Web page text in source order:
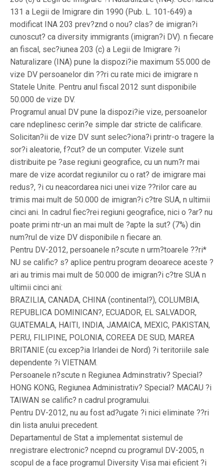
131 a Legii de Imigrare din 1990 (Pub. L. 101-649) a
modificat INA 203 prev?znd o nou? clas? de imigran?i
cunoscut? ca diversity immigrants (imigran?i DV). n fiecare
an fiscal, sec?iunea 203 (c) a Legii de Imigrare ?i
Naturalizare (INA) pune la dispozi?ie maximum 55.000 de
vize DV persoanelor din ??ri cu rate mici de imigrare n
Statele Unite. Pentru anul fiscal 2012 sunt disponibile
50.000 de vize DV.
Programul anual DV pune la dispozi?ie vize, persoanelor
care ndeplinesc cerin?e simple dar stricte de calificare.
Solicitan?ii de vize DV sunt selec?iona?i printr-o tragere la
sor?i aleatorie, f?cut? de un computer. Vizele sunt
distribuite pe ?ase regiuni geografice, cu un num?r mai
mare de vize acordat regiunilor cu o rat? de imigrare mai
redus?, ?i cu neacordarea nici unei vize ??rilor care au
trimis mai mult de 50.000 de imigran?i c?tre SUA, n ultimii
cinci ani. In cadrul fiec?rei regiuni geografice, nici o ?ar? nu
poate primi ntr-un an mai mult de ?apte la sut? (7%) din
num?rul de vize DV disponibile n fiecare an.
Pentru DV-2012, persoanele n?scute n urm?toarele ??ri*
NU se calific? s? aplice pentru program deoarece aceste ?
ari au trimis mai mult de 50.000 de imigran?i c?tre SUA n
ultimii cinci ani:
BRAZILIA, CANADA, CHINA (continental?), COLUMBIA,
REPUBLICA DOMINICAN?, ECUADOR, EL SALVADOR,
GUATEMALA, HAITI, INDIA, JAMAICA, MEXIC, PAKISTAN,
PERU, FILIPINE, POLONIA, COREEA DE SUD, MAREA
BRITANIE (cu excep?ia Irlandei de Nord) ?i teritoriile sale
dependente ?i VIETNAM.
Persoanele n?scute n Regiunea Adminstrativ? Special?
HONG KONG, Regiunea Administrativ? Special? MACAU ?i
TAIWAN se calific? n cadrul programului.
Pentru DV-2012, nu au fost ad?ugate ?i nici eliminate ??ri
din lista anului precedent.
Departamentul de Stat a implementat sistemul de
nregistrare electronic? ncepnd cu programul DV-2005, n
scopul de a face programul Diversity Visa mai eficient ?i